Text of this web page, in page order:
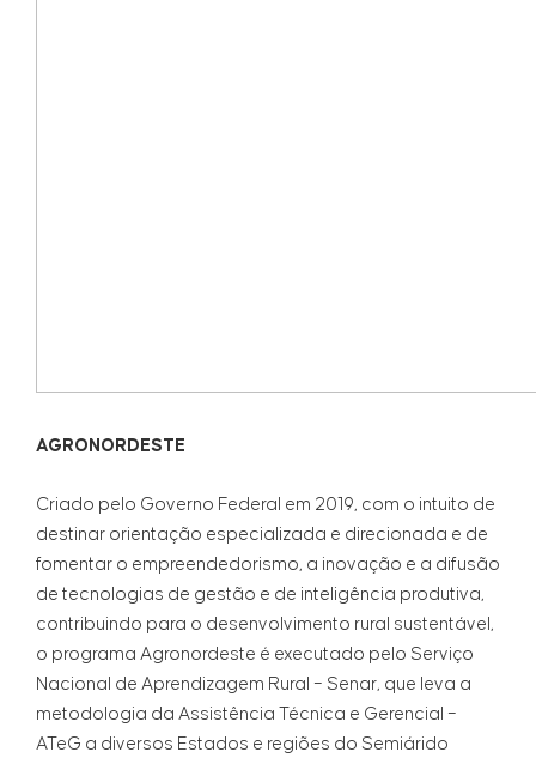
AGRONORDESTE
Criado pelo Governo Federal em 2019, com o intuito de
destinar orientação especializada e direcionada e de
fomentar o empreendedorismo, a inovação e a difusão
de tecnologias de gestão e de inteligência produtiva,
contribuindo para o desenvolvimento rural sustentável,
o programa Agronordeste é executado pelo Serviço
Nacional de Aprendizagem Rural – Senar, que leva a
metodologia da Assistência Técnica e Gerencial –
ATeG a diversos Estados e regiões do Semiárido